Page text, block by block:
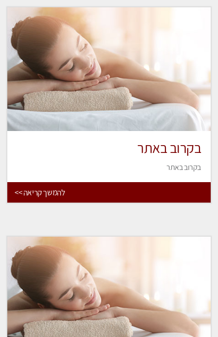
בקרוב באתר
בקרוב באתר
להמשך קריאה >>